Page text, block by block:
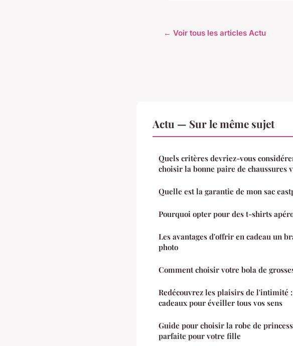
← Voir tous les articles Actu
Actu — Sur le même sujet
Quels critères devriez-vous
choisir la bonne paire de chaussures
Quelle est la garantie de mon sac
Pourquoi opter pour des t-shirts
Les avantages d'offrir en cadeau un
photo
Comment choisir votre bola de
Redécouvrez les plaisirs de l'intimité :
cadeaux pour éveiller tous vos sens
Guide pour choisir la robe de
parfaite pour votre fille